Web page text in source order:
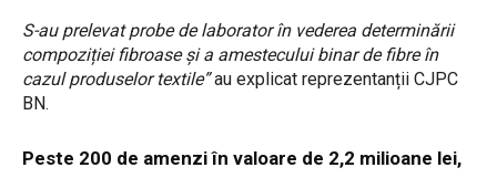
S-au prelevat probe de laborator în vederea determinării
compoziției fibroase și a amestecului binar de fibre în
cazul produselor textile”au explicat reprezentanții CJPC
BN.
Peste 200 de amenzi în valoare de 2,2 milioane lei,